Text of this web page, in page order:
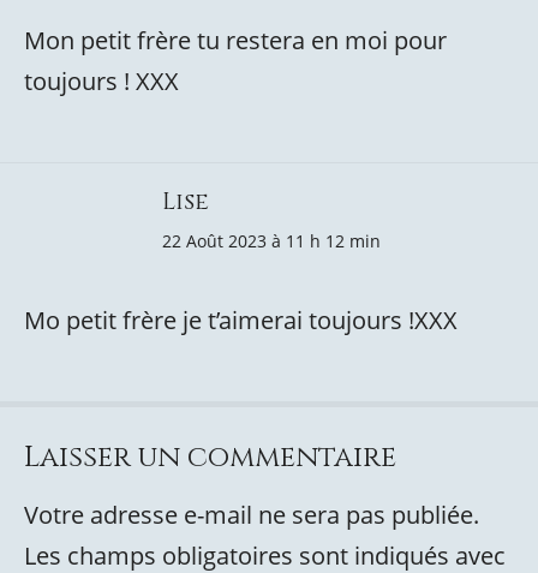
Mon petit frère tu restera en moi pour
toujours ! XXX
Lise
22 Août 2023 à 11 h 12 min
Mo petit frère je t’aimerai toujours !XXX
Laisser un commentaire
Votre adresse e-mail ne sera pas publiée.
Les champs obligatoires sont indiqués avec